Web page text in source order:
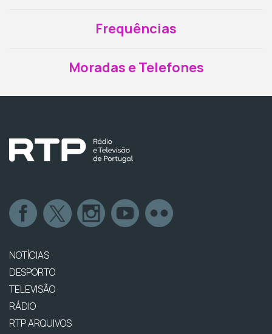
Frequências
Moradas e Telefones
NOTÍCIAS
DESPORTO
TELEVISÃO
RÁDIO
RTP ARQUIVOS